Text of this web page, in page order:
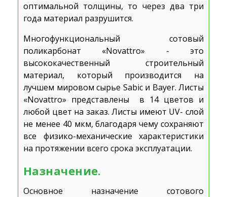
оптимальной толщины, то через два три
года материал разрушится.
Многофункциональный сотовый
поликарбонат «Novattro» - это
высококачественный строительный
материал, который производится на
лучшем мировом сырье Sabic и Bayer. Листы
«Novattro» представлены в 14 цветов и
любой цвет на заказ. Листы имеют UV- слой
не менее 40 мкм, благодаря чему сохраняют
все физико-механические характеристики
на протяжении всего срока эксплуатации.
Назначение.
Основное назначение сотового